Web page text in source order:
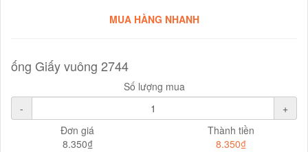
MUA HÀNG NHANH
ống Giấy vuông 2744
Số lượng mua
-
+
Đơn giá
8.350₫
Thành tiền
8.350₫